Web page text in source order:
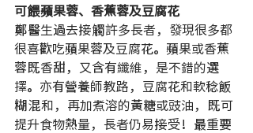
可餵蘋果蓉、香蕉蓉及豆腐花
鄭醫生過去接觸許多長者，發現很多都
很喜歡吃蘋果蓉及豆腐花。蘋果或香蕉
蓉既香甜，又含有纖維，是不錯的選
擇。亦有營養師教路，豆腐花和軟稔飯
糊混和，再加煮溶的黃糖或豉油，既可
提升食物熱量，長者仍易接受！最重要